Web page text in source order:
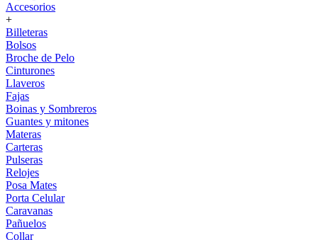
Accesorios
+
Billeteras
Bolsos
Broche de Pelo
Cinturones
Llaveros
Fajas
Boinas y Sombreros
Guantes y mitones
Materas
Carteras
Pulseras
Relojes
Posa Mates
Porta Celular
Caravanas
Pañuelos
Collar